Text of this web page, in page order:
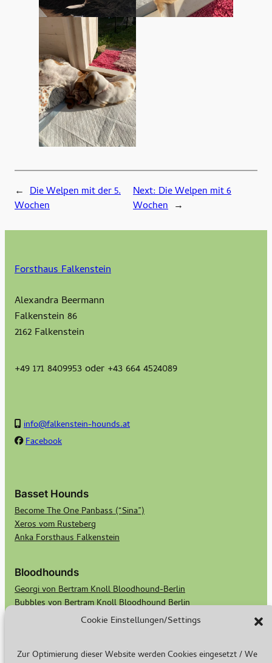
Cookie Einstellungen/Settings
Zur Optimierung dieser Website werden Cookies eingesetzt / We
← Die Welpen mit der 5.
Wochen
Next:Die Welpen mit 6
Wochen →
Forsthaus Falkenstein
Alexandra Beermann
Falkenstein 86
2162 Falkenstein
+49 171 8409953 oder +43 664 4524089
info@falkenstein-hounds.at
Facebook
Basset Hounds
Become The One Panbass (“Sina”)
Xeros vom Rusteberg
Anka Forsthaus Falkenstein
Bloodhounds
Georgi von Bertram Knoll Bloodhound-Berlin
Bubbles von Bertram Knoll Bloodhound Berlin
Scotts Secret Keeper Madge